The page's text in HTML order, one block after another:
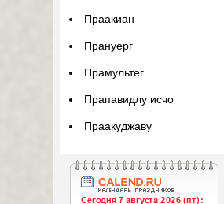
Праакиан
Прануерг
Прамультег
Прапавидлу исчо
Праакуджаву